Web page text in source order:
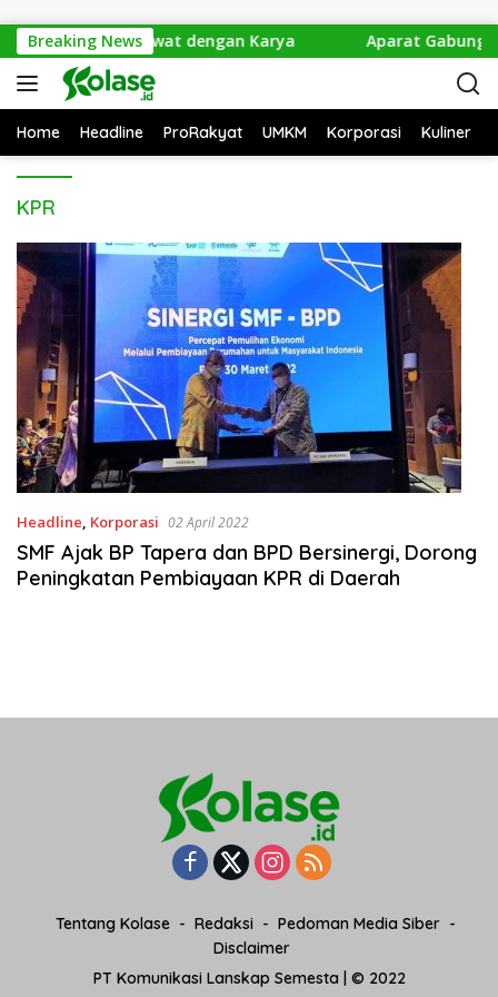
Breaking News
Anak Muda Rawat dengan Karya Aparat
Home Headline ProRakyat UMKM Korporasi Kuliner
KPR
Headline, Korporasi 02 April 2022
SMF Ajak BP Tapera dan BPD Bersinergi, Dorong
Peningkatan Pembiayaan KPR di Daerah
Tentang Kolase Redaksi
Pedoman Media Siber
Disclaimer
PT Komunikasi Lanskap Semesta | © 2022